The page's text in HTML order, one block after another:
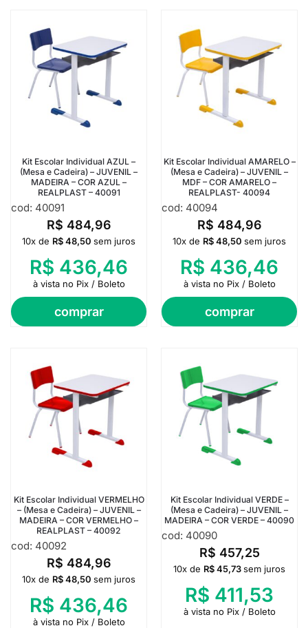
Kit Escolar Individual AZUL –
(Mesa e Cadeira) – JUVENIL –
MADEIRA – COR AZUL –
REALPLAST – 40091
cod: 40091
R$ 484,96
comprar
10x de R$48,50 sem juros
R$ 436,46
à vista no Pix / Boleto
Kit Escolar Individual AMARELO –
(Mesa e Cadeira) – JUVENIL –
MDF – COR AMARELO –
REALPLAST- 40094
cod: 40094
R$ 484,96
comprar
10x de R$48,50 sem juros
R$ 436,46
à vista no Pix / Boleto
Kit Escolar Individual VERMELHO
– (Mesa e Cadeira) – JUVENIL –
MADEIRA – COR VERMELHO –
REALPLAST – 40092
cod: 40092
R$ 484,96
10x de R$48,50 sem juros
R$ 436,46
à vista no Pix / Boleto
Kit Escolar Individual VERDE –
(Mesa e Cadeira) – JUVENIL –
MADEIRA – COR VERDE – 40090
cod: 40090
R$ 457,25
10x de R$45,73sem juros
R$ 411,53
à vista no Pix / Boleto